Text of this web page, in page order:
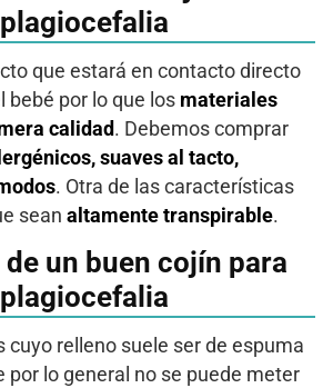
plagiocefalia
que estará en contacto directo
bebé por lo que los materiales
calidad. Debemos comprar
suaves al tacto,
. Otra de las características
sean altamente transpirable.
de un buen cojín para
plagiocefalia
cuyo relleno suele ser de espuma
por lo general no se puede meter